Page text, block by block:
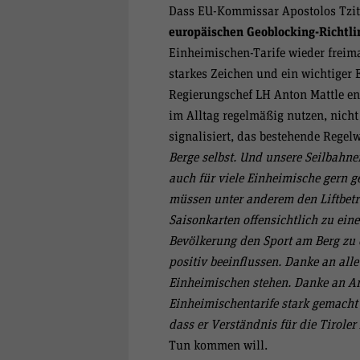
Dass EU-Kommissar Apostolos
europäischen Geoblocking-
Einheimischen-Tarife wieder
starkes Zeichen und ein wichtiger
Regierungschef LH Anton Mattle
im Alltag regelmäßig nutzen, nicht
signalisiert, das bestehende
Berge selbst. Und unsere
auch für viele Einheimische gern
müssen unter anderem den
Saisonkarten offensichtlich zu
Bevölkerung den Sport am Berg
positiv beeinflussen. Danke an
Einheimischen stehen. Danke an
Einheimischentarife stark
dass er Verständnis für die Tiroler
Tun kommen will.